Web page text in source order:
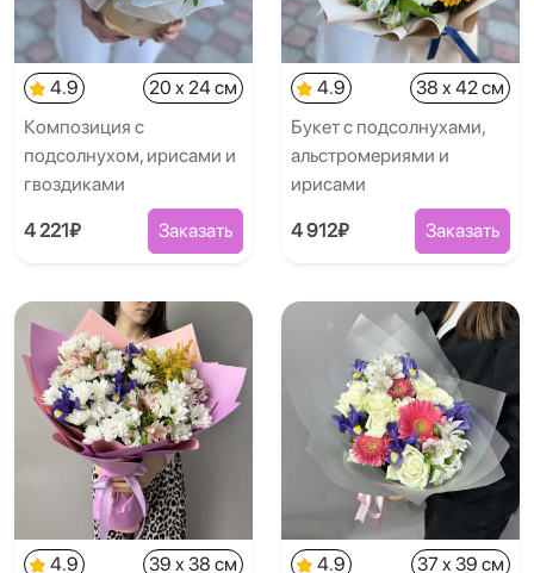
4.9
20 x 24 см
Композиция с
подсолнухом, ирисами и
гвоздиками
4 221₽ Заказать
4.9
38 x 42 см
Букет с подсолнухами,
альстромериями и
ирисами
4 912₽ Заказать
4.9
39 x 38 см
4.9
37 x 39 см